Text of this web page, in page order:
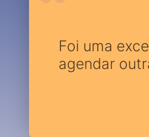
Foi uma
agendar